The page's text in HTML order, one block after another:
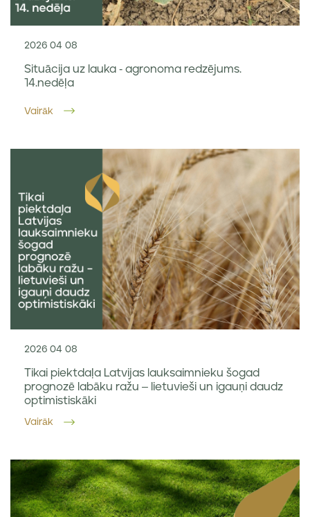
2026 04 08
Situācija uz lauka - agronoma redzējums.
14.nedēļa
Vairāk
2026 04 08
Tikai piektdaļa Latvijas lauksaimnieku šogad
prognozē labāku ražu – lietuvieši un igauņi daudz
optimistiskāki
Vairāk